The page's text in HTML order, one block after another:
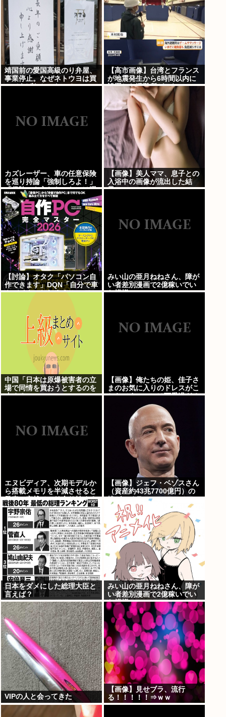
靖国前の愛国高級のり弁屋、
事業停止。なぜネトウヨは買
ってあげなかったの？
【高市画像】台湾とフランス
が地震発生から6時間以内に
設置した避難所がこれwww
カズレーザー、車の任意保険
を巡り持論「強制しろよ！」
「保険にも入れないヤツは運
転すんなよ」
【画像】美人ママ、息子との
入浴中の画像が流出した結
果・・・
【討論】オタク「パソコン自
作できます」DQN「自分で車
やバイクいじれます」
みい山の亜月ねねさん、障が
い者差別漫画で2億稼いでい
た模様www
中国「日本は原爆被害者の立
場で同情を買おうとするのを
止めろ」
【画像】俺たちの姫、佳子さ
まのお気に入りのドレスがこ
ちらです←コレは可愛過ぎる
w w w w w w w w
エヌビディア、次期モデルか
ら搭載メモリを半減させると
発表。突然メモリ余り始める
www
【画像】ジェフ・ベゾスさん
（資産約43兆7700億円）の
嫁がコチラwww
日本をダメにした総理大臣と
言えば？
みい山の亜月ねねさん、障が
い者差別漫画で2億稼いでい
た模様www
VIPの人と会ってきた
【画像】見せブラ、流行
る！！！！！⇒ｗｗ